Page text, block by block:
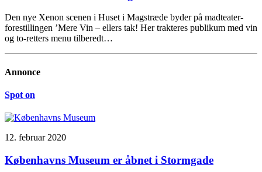
Den nye Xenon scenen i Huset i Magstræde byder på madteater-
forestillingen ’Mere Vin – ellers tak! Her trakteres publikum med vin
og to-retters menu tilberedt…
Annonce
Spot on
12. februar 2020
Københavns Museum er åbnet i Stormgade